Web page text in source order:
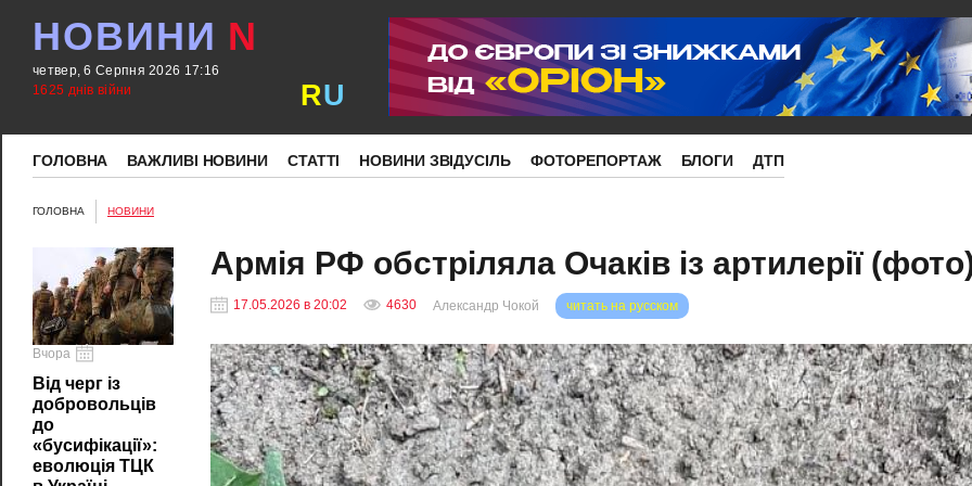
НОВИНИ N
четвер, 6 Серпня 2026 17:16
1625 днів війни
RU
ГОЛОВНА ВАЖЛИВІ НОВИНИ СТАТТІ НОВИНИ ЗВІДУСІЛЬ ФОТОРЕПОРТАЖ БЛОГИ ДТП
ГОЛОВНА НОВИНИ
Вчора
Від черг із
добровольців
до
«бусифікації»:
еволюція ТЦК
Армія РФ обстріляла Очаків із артилерії
17.05.2026 в 20:02 4630 читать на русском
Александр Чокой